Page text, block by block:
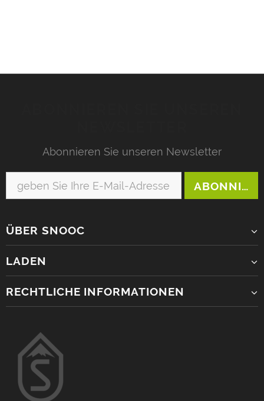
Abonnieren Sie unseren Newsletter
ÜBER SNOOC
LADEN
RECHTLICHE INFORMATIONEN